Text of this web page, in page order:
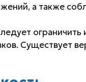
а также
Существует